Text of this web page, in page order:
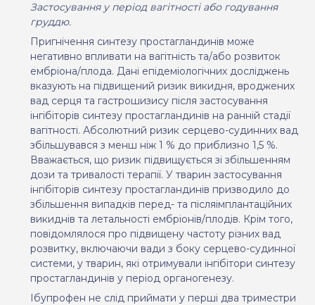
Застосування у період вагітності або годування
груддю.
Пригнічення синтезу простагландинів може
негативно впливати на вагітність та/або розвиток
ембріона/плода. Дані епідеміологічних досліджень
вказують на підвищений ризик викидня, вроджених
вад серця та гастрошизису після застосування
інгібіторів синтезу простагландинів на ранній стадії
вагітності. Абсолютний ризик серцево-судинних вад
збільшувався з менш ніж 1 % до приблизно 1,5 %.
Вважається, що ризик підвищується зі збільшенням
дози та тривалості терапії. У тварин застосування
інгібіторів синтезу простагландинів призводило до
збільшення випадків перед- та післяімплантаційних
викиднів та летальності ембріонів/плодів. Крім того,
повідомлялося про підвищену частоту різних вад
розвитку, включаючи вади з боку серцево-судинної
системи, у тварин, які отримували інгібітори синтезу
простагландинів у період органогенезу.
Ібупрофен не слід приймати у перші два триместри